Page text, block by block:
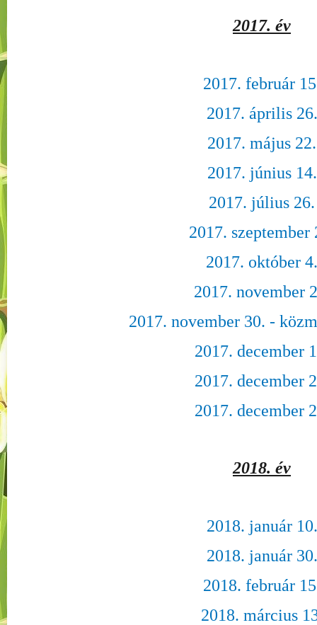
2017. év
2017. február
2017. április 26.
2017. május 22.
2017. június 14.
2017. július 26.
2017. szeptember
2017. október 4.
2017. november
2017. november 30. -
2017. december
2017. december
2017. december
2018. év
2018. január 10.
2018. január 30.
2018. február
2018. március